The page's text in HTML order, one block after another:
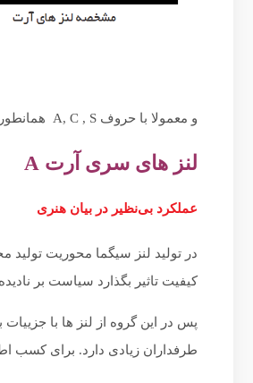
و معمولا با حروف A, C , S همانطور که در تصاویر بالا نمایش داده میشود در یک نگاه مشخص میشوند.
لنز های سری آرت A
عملکرد بی‌نظیر در بیان هنری
در تولید لنز سیگما محوریت تولید
کیفیت تاثیر بگذارد سیاست بر
پس در این گروه از لنز ها با
طرفداران زیادی دارد. برای کسب